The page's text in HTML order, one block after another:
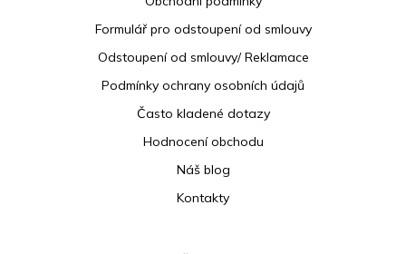
Formulář pro odstoupení od smlouvy
Odstoupení od smlouvy/ Reklamace
Podmínky ochrany osobních údajů
Často kladené dotazy
Hodnocení obchodu
Náš blog
Kontakty